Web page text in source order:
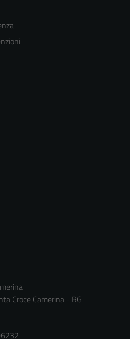
Croce Camerina - RG
sono necessari
disabilitati.
personali.